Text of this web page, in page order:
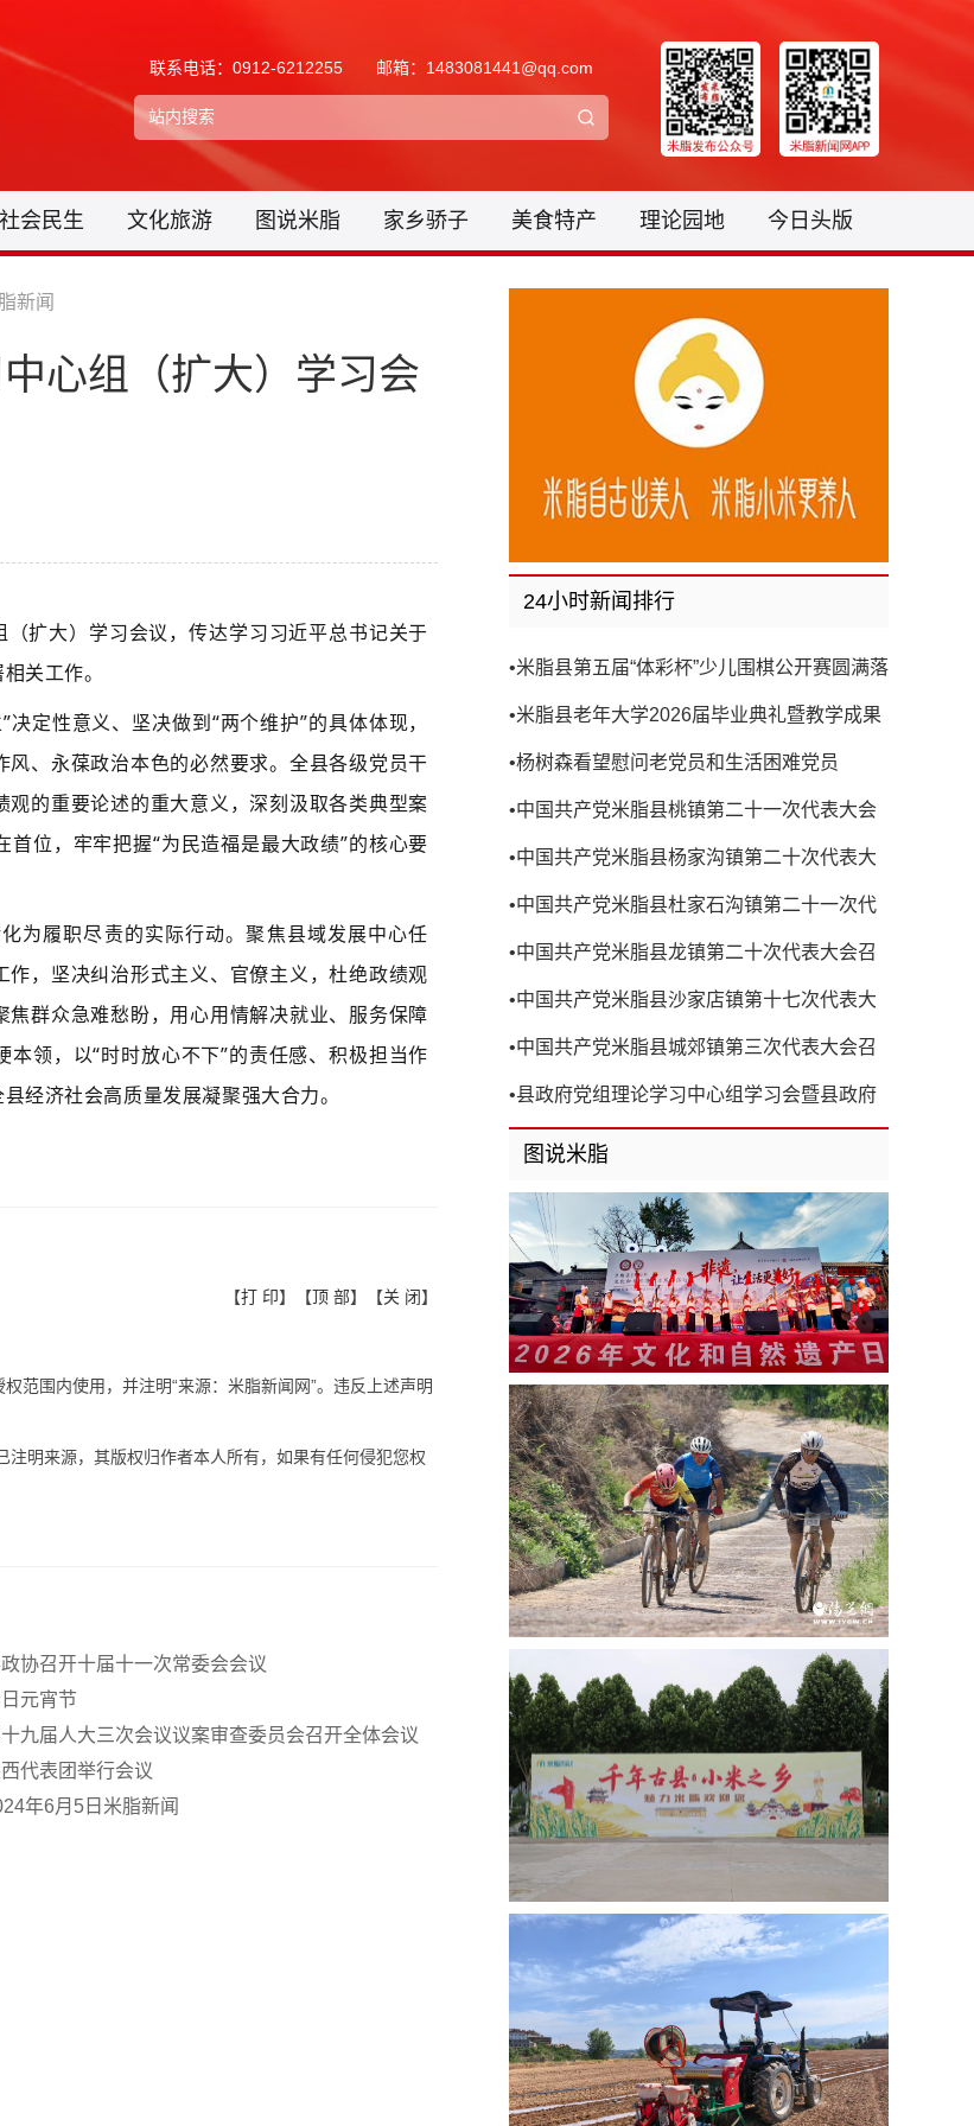
联系电话：0912-6212255 邮箱：1483081441@qq.com
社会民生 文化旅游 图说米脂 家乡骄子 美食特产 理论园地 今日头版
新闻
心组（扩大）学习会
扩大）学习会议，传达学习习近平总书记关于
关工作。
定性意义、坚决做到“两个维护”的具体体现，
、永葆政治本色的必然要求。全县各级党员干
的重要论述的重大意义，深刻汲取各类典型案
位，牢牢把握“为民造福是最大政绩”的核心要
为履职尽责的实际行动。聚焦县域发展中心任
，坚决纠治形式主义、官僚主义，杜绝政绩观
群众急难愁盼，用心用情解决就业、服务保障
领，以“时时放心不下”的责任感、积极担当作
经济社会高质量发展凝聚强大合力。
【打 印】【顶 部】【关 闭】
范围内使用，并注明“来源：米脂新闻网”。违反上述声明
明来源，其版权归作者本人所有，如果有任何侵犯您权
协召开十届十一次常委会会议
元宵节
九届人大三次会议议案审查委员会召开全体会议
代表团举行会议
年6月5日米脂新闻
24小时新闻排行
•米脂县第五届“体彩杯”少儿围棋公开赛圆满落
•米脂县老年大学2026届毕业典礼暨教学成果
•杨树森看望慰问老党员和生活困难党员
•中国共产党米脂县桃镇第二十一次代表大会
•中国共产党米脂县杨家沟镇第二十次代表大
•中国共产党米脂县杜家石沟镇第二十一次代
•中国共产党米脂县龙镇第二十次代表大会召
•中国共产党米脂县沙家店镇第十七次代表大
•中国共产党米脂县城郊镇第三次代表大会召
•县政府党组理论学习中心组学习会暨县政府
第8次党组（扩大）会议召开
图说米脂